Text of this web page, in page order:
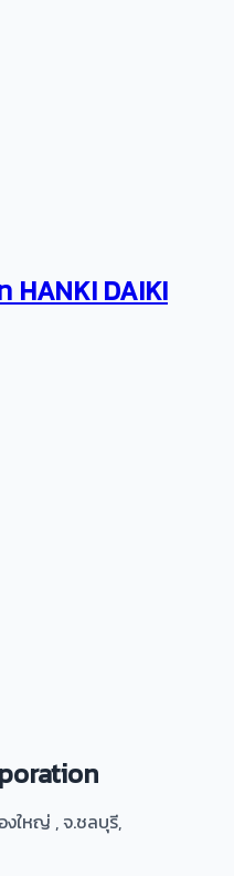
HANKI DAIKI
ใหญ่ , จ.ชลบุรี,